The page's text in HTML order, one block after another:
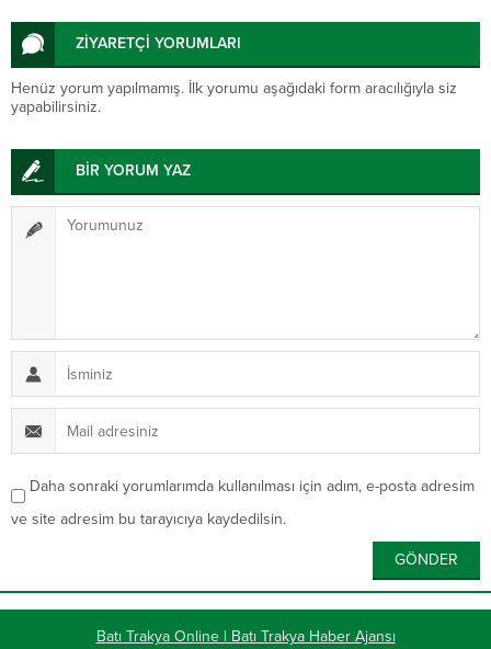
ZİYARETÇİ YORUMLARI
Henüz yorum yapılmamış. İlk yorumu aşağıdaki form aracılığıyla siz
yapabilirsiniz.
BİR YORUM YAZ
Daha sonraki yorumlarımda kullanılması için adım, e-posta adresim
ve site adresim bu tarayıcıya kaydedilsin.
Batı Trakya Online | Batı Trakya Haber Ajansı